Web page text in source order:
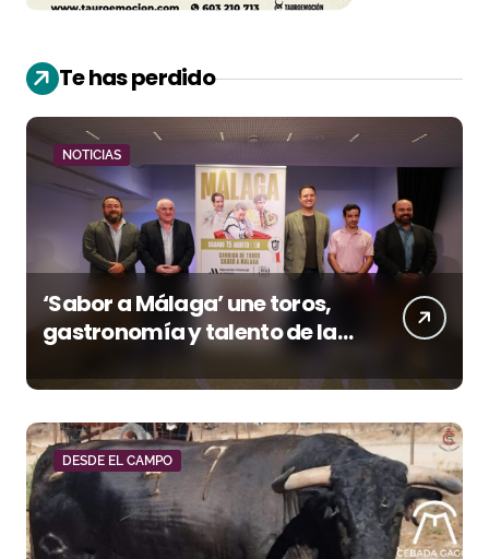
Te has perdido
NOTICIAS
‘Sabor a Málaga’ une toros,
gastronomía y talento de la
tierra en La Malagueta
DESDE EL CAMPO